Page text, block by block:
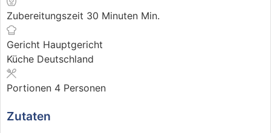
Zubereitungszeit 30 Minuten Min.
Gericht Hauptgericht
Küche Deutschland
Portionen 4 Personen
Zutaten